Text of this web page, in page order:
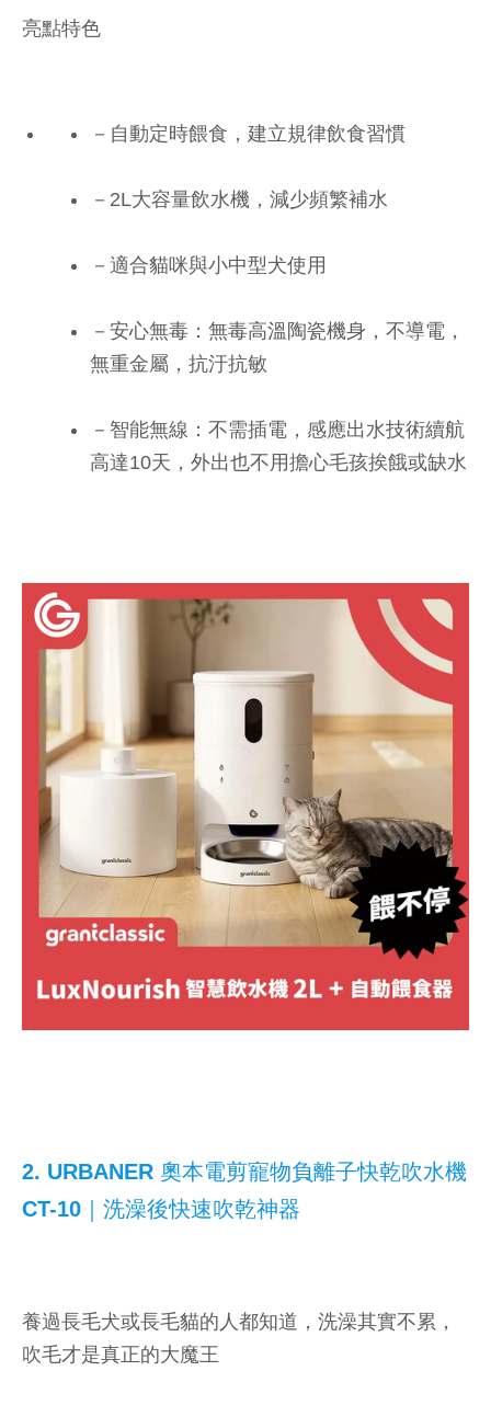
亮點特色
－自動定時餵食，建立規律飲食習慣
－2L大容量飲水機，減少頻繁補水
－適合貓咪與小中型犬使用
－安心無毒：無毒高溫陶瓷機身，不導電，
無重金屬，抗汙抗敏
－智能無線：不需插電，感應出水技術續航
高達10天，外出也不用擔心毛孩挨餓或缺水
2. URBANER 奧本電剪寵物負離子快乾吹水機
CT-10｜洗澡後快速吹乾神器
養過長毛犬或長毛貓的人都知道，洗澡其實不累，
吹毛才是真正的大魔王